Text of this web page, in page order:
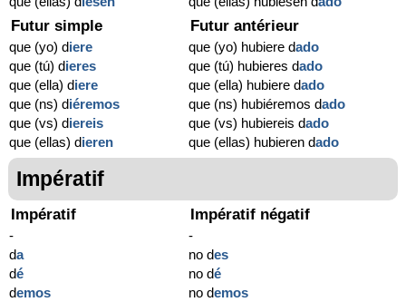
Futur simple
que (yo) diere
que (tú) dieres
que (ella) diere
que (ns) diéremos
que (vs) diereis
que (ellas) dieren
Futur antérieur
que (yo) hubiere dado
que (tú) hubieres dado
que (ella) hubiere dado
que (ns) hubiéremos dado
que (vs) hubiereis dado
que (ellas) hubieren dado
Impératif
Impératif
-
da
dé
demos
Impératif négatif
-
no des
no dé
no demos